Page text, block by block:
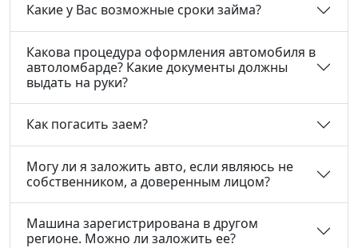
Какие у Вас возможные сроки займа?
Какова процедура оформления автомобиля в
автоломбарде? Какие документы должны
выдать на руки?
Как погасить заем?
Могу ли я заложить авто, если являюсь не
собственником, а доверенным лицом?
Машина зарегистрирована в другом
регионе. Можно ли заложить ее?